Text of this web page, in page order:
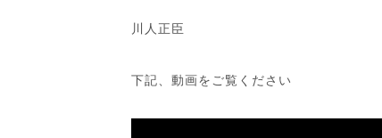
川人正臣
下記、動画をご覧ください